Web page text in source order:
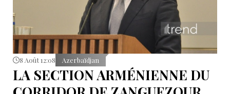
8 Août 12:08 Azerbaïdjan
LA SECTION ARMÉNIENNE DU